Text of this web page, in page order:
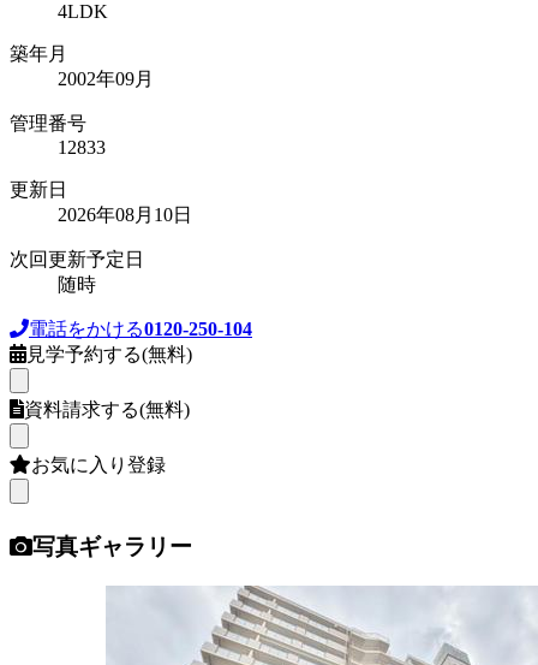
4LDK
築年月
2002年09月
管理番号
12833
更新日
2026年08月10日
次回更新予定日
随時
電話をかける0120-250-104
見学予約する(無料)
資料請求する(無料)
お気に入り登録
写真ギャラリー